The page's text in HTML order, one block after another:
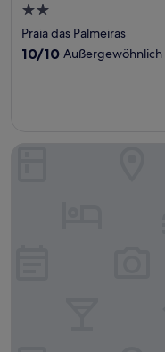
2.0-
Sterne-
Unterkunft
Praia das Palmeiras
10.0
10/10 Außergewöhnlich
Pousada Porto do Rio